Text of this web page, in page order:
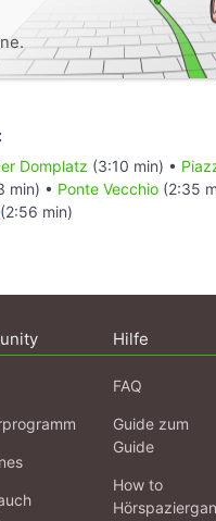
Domplatz (3:10 min) •
min) • Ponte Vecchio (2:35
(2:56 min)
Hilfe
FAQ
Guide zum
Guide
How to